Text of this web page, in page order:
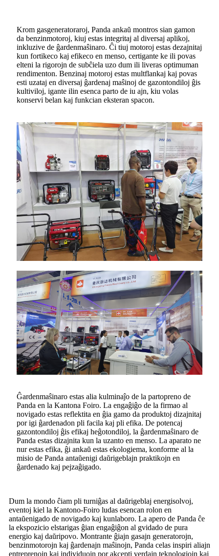
Krom gasgeneratoraroj, Panda ankaŭ montros sian gamon
da benzinmotoroj, kiuj estas integritaj al diversaj aplikoj,
inkluzive de ĝardenmaŝinaro. Ĉi tiuj motoroj estas dezajnitaj
kun fortikeco kaj efikeco en menso, certigante ke ili povas
elteni la rigorojn de subĉiela uzo dum ili liveras optimuman
rendimenton. Benzinaj motoroj estas multflankaj kaj povas
esti uzataj en diversaj ĝardenaj maŝinoj de gazontondiloj ĝis
kultiviloj, igante ilin esenca parto de iu ajn, kiu volas
konservi belan kaj funkcian eksteran spacon.
Ĝardenmaŝinaro estas alia kulminaĵo de la partopreno de
Panda en la Kantona Foiro. La engaĝiĝo de la firmao al
novigado estas reflektita en ĝia gamo da produktoj dizajnitaj
por igi ĝardenadon pli facila kaj pli efika. De potencaj
gazontondiloj ĝis efikaj heĝotondiloj, la ĝardenmaŝinaro de
Panda estas dizajnita kun la uzanto en menso. La aparato ne
nur estas efika, ĝi ankaŭ estas ekologiema, konforme al la
misio de Panda antaŭenigi daŭrigeblajn praktikojn en
ĝardenado kaj pejzaĝigado.
Dum la mondo ĉiam pli turniĝas al daŭrigeblaj energisolvoj,
eventoj kiel la Kantono-Foiro ludas esencan rolon en
antaŭenigado de novigado kaj kunlaboro. La apero de Panda ĉe
la ekspozicio elstarigas ĝian engaĝiĝon al gvidado de pura
energio kaj daŭripovo. Montrante ĝiajn gasajn generatorojn,
benzinmotorojn kaj ĝardenajn maŝinojn, Panda celas inspiri aliajn
entreprenojn kaj individuojn por akcepti verdajn teknologiojn kaj